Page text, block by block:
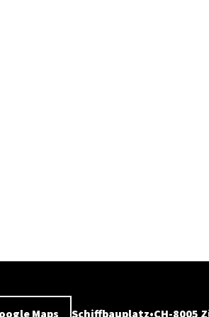
Maps Schiffbauplatz CH-8005